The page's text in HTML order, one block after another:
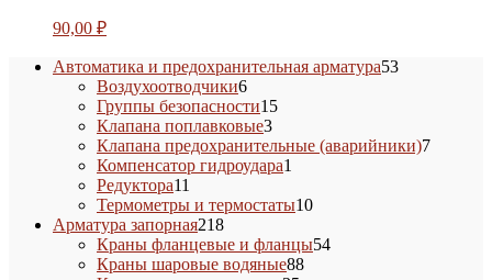
90,00 ₽
Автоматика и предохранительная арматура5353
Воздухоотводчики66
товаров
Группы безопасности1515
Клапана поплавковые33
товара
Клапана предохранительные (аварийники)77
Компенсатор гидроудара1
Редуктора11
товаров
Термометры и термостаты1010
Арматура запорная218218
товаров
Краны фланцевые и фланцы5454
Краны шаровые водяные8888